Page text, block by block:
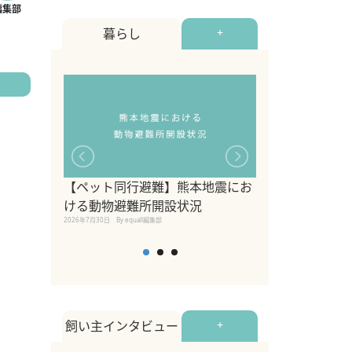
暮らし +
【ペット同行避難】熊本地震にお
ける動物避難所開設状況
2026年7月30日 By equall編集部
飼い主インタビュー +